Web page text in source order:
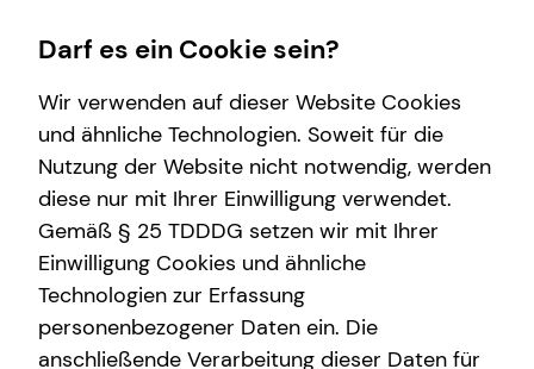
Wissenswertes
Über mich
Interview
Podcast
Kapitalanlage Immobilien
Überblick
Voraussetzungen
Steuerliche Vorteile
Immobilienfinanzierung
Überblick
Finanzierungswege
Finanzberatung
Spezialisten-Netzwerk
Videoberatung
Karriere
Teamassistenz
Darf es ein Cookie sein?
Wir verwenden auf dieser Website Cookies
und ähnliche Technologien. Soweit für die
Nutzung der Website nicht notwendig, werden
diese nur mit Ihrer Einwilligung verwendet.
Gemäß § 25 TDDDG setzen wir mit Ihrer
Einwilligung Cookies und ähnliche
Technologien zur Erfassung
personenbezogener Daten ein. Die
anschließende Verarbeitung dieser Daten für